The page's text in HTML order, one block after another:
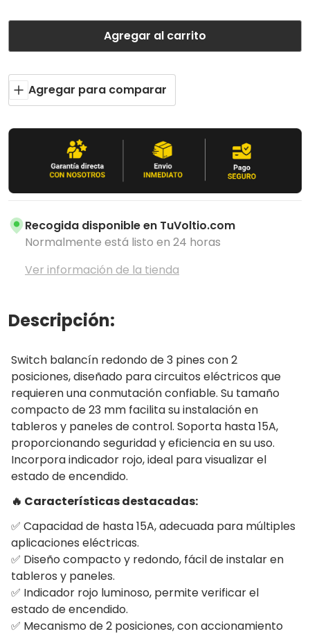
Agregar al carrito
Agregar para comparar
Recogida disponible en TuVoltio.com
Normalmente está listo en 24 horas
Ver información de la tienda
Descripción:
Switch balancín redondo de 3 pines con 2
posiciones, diseñado para circuitos eléctricos que
requieren una conmutación confiable. Su tamaño
compacto de 23 mm facilita su instalación en
tableros y paneles de control. Soporta hasta 15A,
proporcionando seguridad y eficiencia en su uso.
Incorpora indicador rojo, ideal para visualizar el
estado de encendido.
🔥 Características destacadas:
✅ Capacidad de hasta 15A, adecuada para múltiples
aplicaciones eléctricas.
✅ Diseño compacto y redondo, fácil de instalar en
tableros y paneles.
✅ Indicador rojo luminoso, permite verificar el
estado de encendido.
✅ Mecanismo de 2 posiciones, con accionamiento